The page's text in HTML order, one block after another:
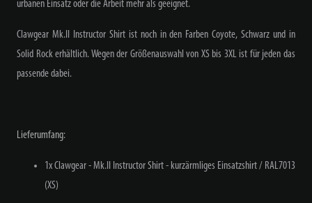
urbanen Einsatz oder die Arbeit mehr als geeignet.
Clawgear Mk.II Instructor Shirt ist noch in den Farben Coyote, Schwarz und in
Solid Rock erhältlich. Wegen der Größenauswahl von XS bis 3XL ist für jeden das
passende dabei.
Lieferumfang:
1x Clawgear - Mk.II Instructor Shirt - kurzärmliges Einsatzshirt / RAL7013
(XS)